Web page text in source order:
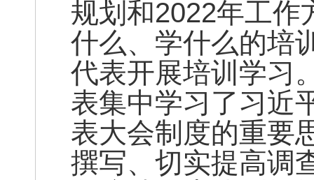
规划和2022年工作
什么、学什么的培
代表开展培训学习
表集中学习了习近
表大会制度的重要
撰写、切实提高调